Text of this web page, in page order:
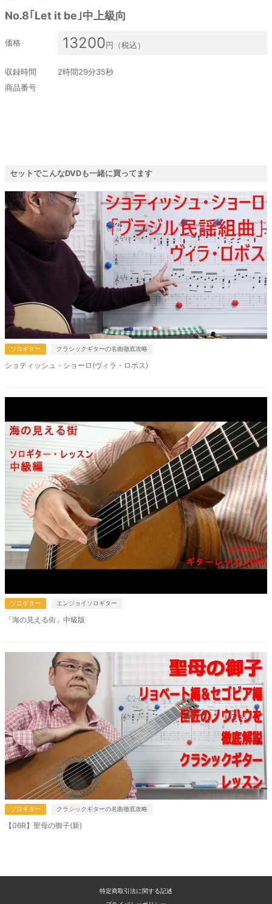
No.8｢Let it be｣中上級向
価格 13200 円（税込）
収録時間
2時間29分35秒
商品番号
セットでこんなDVDも一緒に買ってます
ソロギター クラシックギターの名曲徹底攻略
ショティッシュ・ショーロ(ヴィラ・ロボス)
ソロギター エンジョイソロギター
「海の見える街」中級版
ソロギター クラシックギターの名曲徹底攻略
【06R】聖母の御子(新)
特定商取引法に関する記述